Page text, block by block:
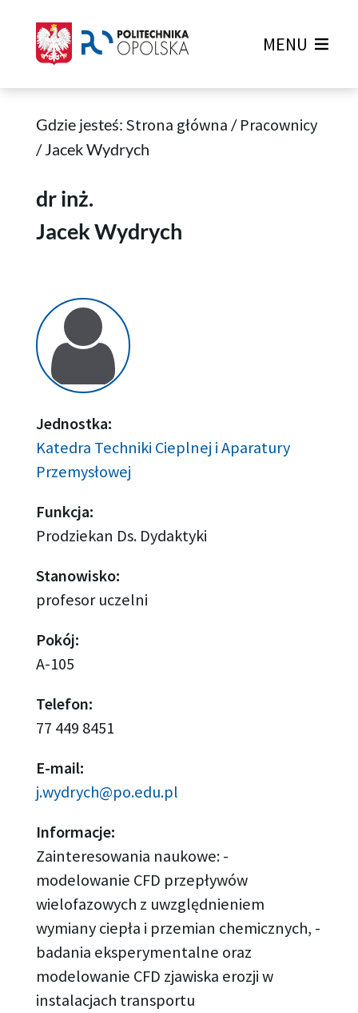
MENU
Gdzie jesteś: Strona główna / Pracownicy
/Jacek Wydrych
dr inż.
Jacek Wydrych
Jednostka:
Katedra Techniki Cieplnej i Aparatury
Przemysłowej
Funkcja:
Prodziekan Ds. Dydaktyki
Stanowisko:
profesor uczelni
Pokój:
A-105
Telefon:
77 449 8451
E-mail:
j.wydrych@po.edu.pl
Informacje:
Zainteresowania naukowe: -
modelowanie CFD przepływów
wielofazowych z uwzględnieniem
wymiany ciepła i przemian chemicznych, -
badania eksperymentalne oraz
modelowanie CFD zjawiska erozji w
instalacjach transportu